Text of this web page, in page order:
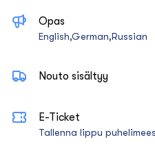
Opas
English,German,Russian
Nouto sisältyy
E-Ticket
Tallenna lippu